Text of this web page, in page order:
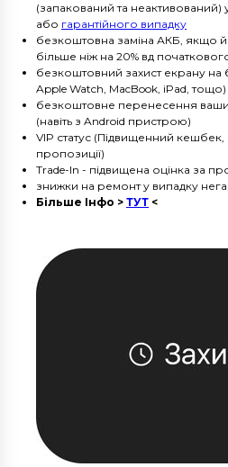
(запакований та
або гарантійного випадку
безкоштовна заміна АКБ, якщо
більше ніж на 20% вд
безкоштовний захист екрану на
Apple Watch, MacBook, iPad, тощо)
безкоштовне перенесення
(навіть з Android пристрою)
VIP статус (Підвищенний кешбек,
пропозиції)
Trade-In - підвищена оцінка за
знижки на ремонт у випадку
Більше Інфо > ТУТ <